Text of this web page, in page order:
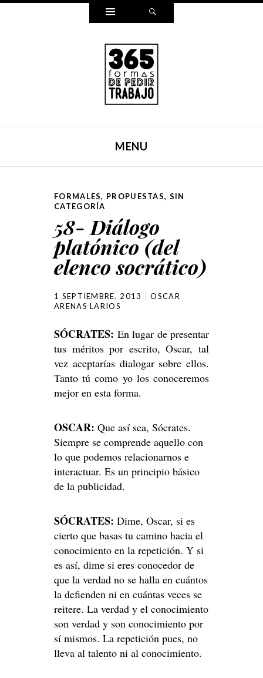
Widgets
MENU
FORMALES, PROPUESTAS, SIN
CATEGORÍA
58- Diálogo
platónico (del
elenco socrático)
1 SEPTIEMBRE, 2013
OSCAR
ARENAS LARIOS
SÓCRATES: En lugar de presentar
tus méritos por escrito, Oscar, tal
vez aceptarías dialogar sobre ellos.
Tanto tú como yo los conoceremos
mejor en esta forma.
OSCAR: Que así sea, Sócrates.
Siempre se comprende aquello con
lo que podemos relacionarnos e
interactuar. Es un principio básico
de la publicidad.
SÓCRATES: Dime, Oscar, si es
cierto que basas tu camino hacia el
conocimiento en la repetición. Y si
es así, dime si eres conocedor de
que la verdad no se halla en cuántos
la defienden ni en cuántas veces se
reitere. La verdad y el conocimiento
son verdad y son conocimiento por
sí mismos. La repetición pues, no
lleva al talento ni al conocimiento.